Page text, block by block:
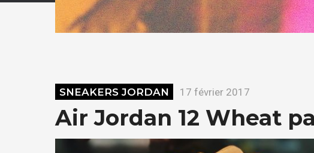
SNEAKERS JORDAN 17 février 2017
Air Jordan 12 Wheat